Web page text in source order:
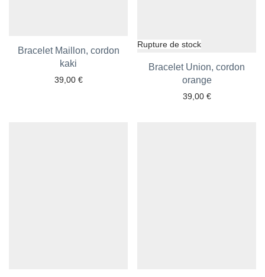
Bracelet Maillon, cordon
kaki
39,00 €
Bracelet Union, cordon
orange
39,00 €